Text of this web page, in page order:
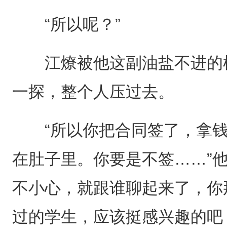
“所以呢？”
江燎被他这副油盐不进的
一探，整个人压过去。
“所以你把合同签了，拿钱
在肚子里。你要是不签……”
不小心，就跟谁聊起来了，
过的学生，应该挺感兴趣的吧